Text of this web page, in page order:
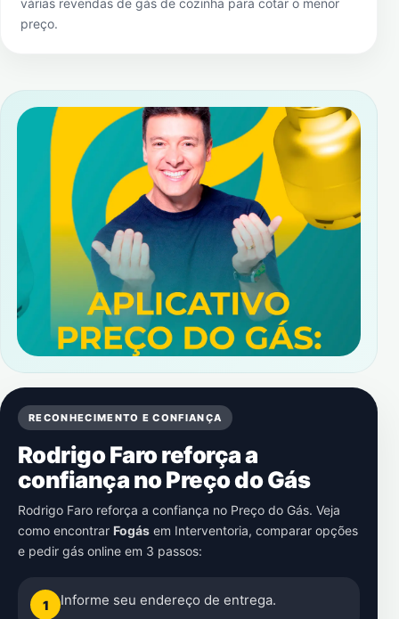
várias revendas de gás de cozinha para cotar o menor
preço.
RECONHECIMENTO E CONFIANÇA
Rodrigo Faro reforça a
confiança no Preço do Gás
Rodrigo Faro reforça a confiança no Preço do Gás. Veja
como encontrar Fogás em Interventoria, comparar opções
e pedir gás online em 3 passos:
1 Informe seu endereço de entrega.